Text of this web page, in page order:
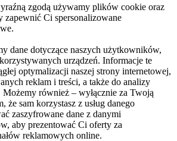
zgodą używamy plików cookie oraz
zapewnić Ci spersonalizowane
dane dotyczące naszych użytkowników,
urządzeń. Informacje te
optymalizacji naszej strony internetowej,
reklam i treści, a także do analizy
również – wyłącznie za Twoją
że sam korzystasz z usług danego
zaszyfrowane dane z danymi
aby prezentować Ci oferty za
reklamowych online.